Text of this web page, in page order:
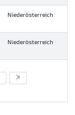
Niederösterreich
Niederösterreich